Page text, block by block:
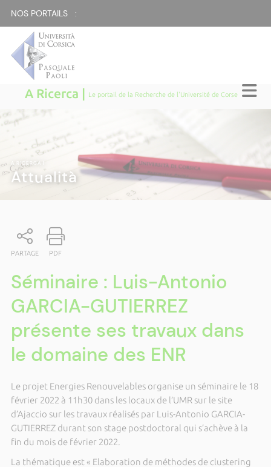
NOS PORTAILS :
A Ricerca | Le portail de la Recherche de l'Université de Corse
A RICERCA
Attualità
PARTAGE PDF
Séminaire : Luis-Antonio
GARCIA-GUTIERREZ
présente ses travaux dans
le domaine des ENR
Le projet Energies Renouvelables organise un séminaire le 18
février 2022 à 11h30 dans les locaux de l’UMR sur le site
d’Ajaccio sur les travaux réalisés par Luis-Antonio GARCIA-
GUTIERREZ durant son stage postdoctoral qui s’achève à la
fin du mois de février 2022.
La thématique est « Elaboration de méthodes de clustering